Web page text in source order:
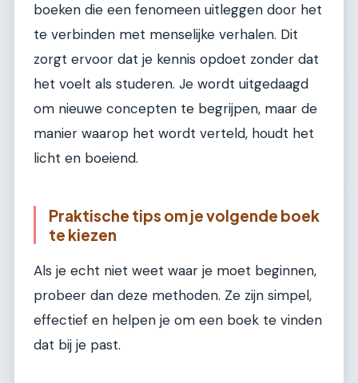
boeken die een fenomeen uitleggen door het
te verbinden met menselijke verhalen. Dit
zorgt ervoor dat je kennis opdoet zonder dat
het voelt als studeren. Je wordt uitgedaagd
om nieuwe concepten te begrijpen, maar de
manier waarop het wordt verteld, houdt het
licht en boeiend.
Praktische tips om je volgende boek
te kiezen
Als je echt niet weet waar je moet beginnen,
probeer dan deze methoden. Ze zijn simpel,
effectief en helpen je om een boek te vinden
dat bij je past.